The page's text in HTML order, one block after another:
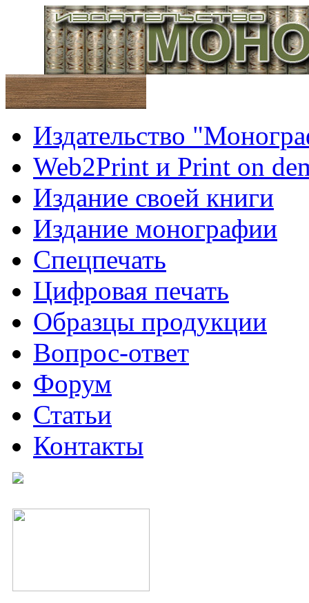
Издательство
Web2Print и Print on
Издание своей книги
Издание монографии
Спецпечать
Цифровая печать
Образцы продукции
Вопрос-ответ
Форум
Статьи
Контакты